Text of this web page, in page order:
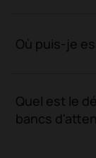
Où puis-je
Quel est le
bancs